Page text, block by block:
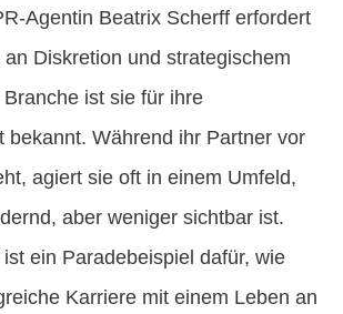
Agentin Beatrix Scherff erfordert
Diskretion und strategischem
ist sie für ihre
bekannt. Während ihr Partner vor
agiert sie oft in einem Umfeld,
aber weniger sichtbar ist.
ein Paradebeispiel dafür, wie
Karriere mit einem Leben an